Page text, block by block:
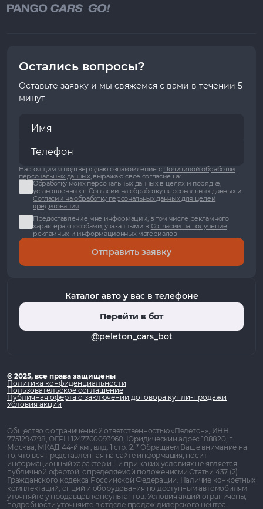
Остались вопросы?
Оставьте заявку и мы свяжемся с вами в течении 5
минут
Настоящим я подтверждаю ознакомление с Политикой обработки
персональных данных, выражаю свое согласие на:
Обработку моих персональных данных в целях и порядке,
установленных в Согласии на обработку персональных данныхи
Согласии на обработку персональных данных для целей
кредитования
Предоставление мне информации, в том числе рекламного
характера способами, указанными в Согласии на получение
рекламных и информационных материалов
Отправить заявку
Каталог авто у вас в телефоне
Перейти в бот
@peleton_cars_bot
© 2025, все права защищены
Политика конфиденциальности
Пользовательское соглашение
Публичная оферта о заключении договора купли-продажи
Условия акции
Общество с ограниченной ответственностью «Пелетон», ИНН
7751294798, ОГРН 1247700093960, Юридический адрес 108820, г.
Москва, МКАД 44-й км , влд. 1 стр. 2. * Обращаем Ваше внимание на
то, что вся представленная на сайте информация, носит
информационный характер и ни при каких условиях не является
публичной офертой, определяемой положениями Статьи 437 (2)
Гражданского кодекса Российской Федерации. Наличие конкретных
комплектаций, опций и оборудования по доступным автомобилям
уточняйте у продавцов консультантов. Условия акций ограничены,
подробности уточняйте в отделе продаж дилерского центра.